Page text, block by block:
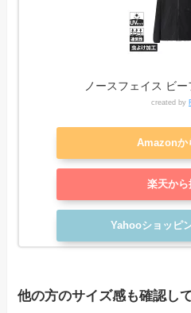
ノースフェイス ビ
created by
Amazonか
楽天から
Yahooショッピ
他の方のサイズ感も確認し